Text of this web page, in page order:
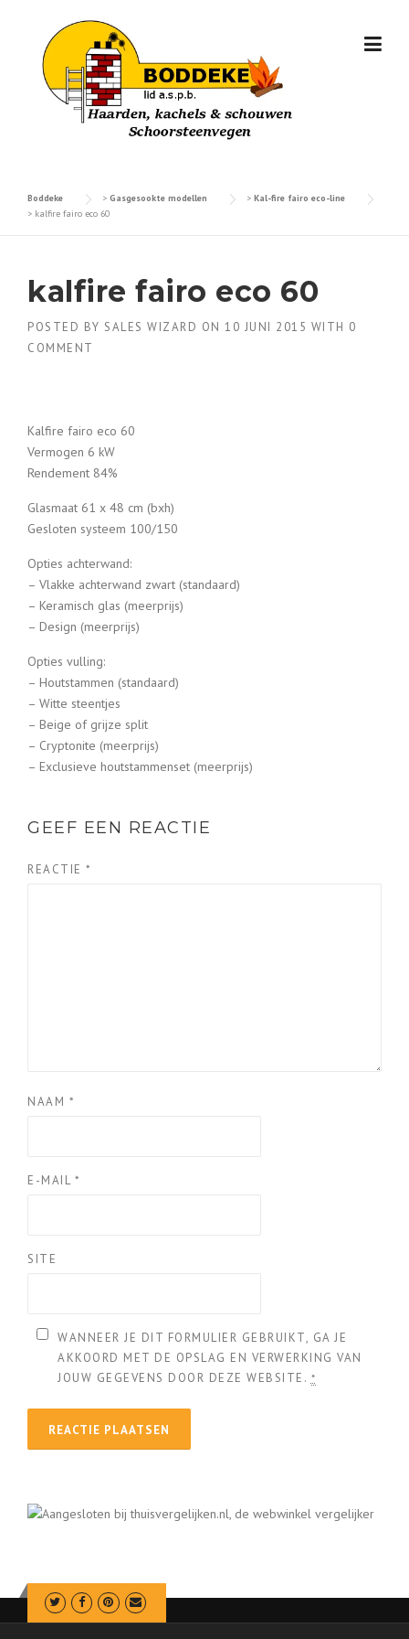
Boddeke > Gasgesookte modellen > Kal-fire fairo eco-line
> kalfire fairo eco 60
kalfire fairo eco 60
POSTED BY SALES WIZARD ON 10 JUNI 2015 WITH 0
COMMENT
Kalfire fairo eco 60
Vermogen 6 kW
Rendement 84%
Glasmaat 61 x 48 cm (bxh)
Gesloten systeem 100/150
Opties achterwand:
– Vlakke achterwand zwart (standaard)
– Keramisch glas (meerprijs)
– Design (meerprijs)
Opties vulling:
– Houtstammen (standaard)
– Witte steentjes
– Beige of grijze split
– Cryptonite (meerprijs)
– Exclusieve houtstammenset (meerprijs)
GEEF EEN REACTIE
REACTIE *
NAAM *
E-MAIL *
SITE
WANNEER JE DIT FORMULIER GEBRUIKT, GA JE
AKKOORD MET DE OPSLAG EN VERWERKING VAN
JOUW GEGEVENS DOOR DEZE WEBSITE. *